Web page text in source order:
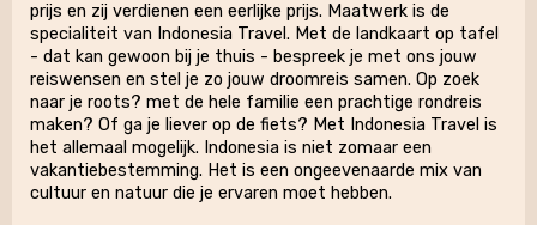
prijs en zij verdienen een eerlijke prijs. Maatwerk is de
specialiteit van Indonesia Travel. Met de landkaart op tafel
- dat kan gewoon bij je thuis - bespreek je met ons jouw
reiswensen en stel je zo jouw droomreis samen. Op zoek
naar je roots? met de hele familie een prachtige rondreis
maken? Of ga je liever op de fiets? Met Indonesia Travel is
het allemaal mogelijk. Indonesia is niet zomaar een
vakantiebestemming. Het is een ongeevenaarde mix van
cultuur en natuur die je ervaren moet hebben.